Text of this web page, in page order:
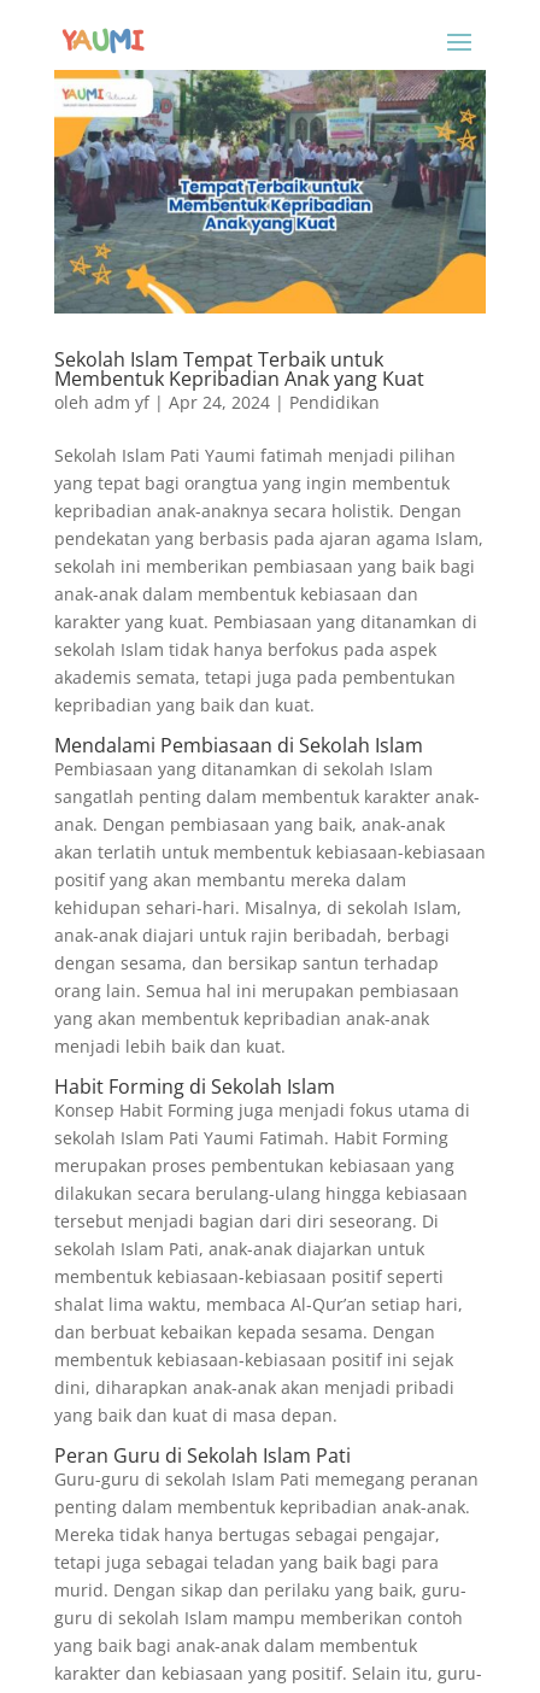
Sekolah Islam Tempat Terbaik untuk
Membentuk Kepribadian Anak yang Kuat
oleh adm yf| Apr 24, 2024| Pendidikan
Sekolah Islam Pati Yaumi fatimah menjadi pilihan
yang tepat bagi orangtua yang ingin membentuk
kepribadian anak-anaknya secara holistik. Dengan
pendekatan yang berbasis pada ajaran agama Islam,
sekolah ini memberikan pembiasaan yang baik bagi
anak-anak dalam membentuk kebiasaan dan
karakter yang kuat. Pembiasaan yang ditanamkan di
sekolah Islam tidak hanya berfokus pada aspek
akademis semata, tetapi juga pada pembentukan
kepribadian yang baik dan kuat.
Mendalami Pembiasaan di Sekolah Islam
Pembiasaan yang ditanamkan di sekolah Islam
sangatlah penting dalam membentuk karakter anak-
anak. Dengan pembiasaan yang baik, anak-anak
akan terlatih untuk membentuk kebiasaan-kebiasaan
positif yang akan membantu mereka dalam
kehidupan sehari-hari. Misalnya, di sekolah Islam,
anak-anak diajari untuk rajin beribadah, berbagi
dengan sesama, dan bersikap santun terhadap
orang lain. Semua hal ini merupakan pembiasaan
yang akan membentuk kepribadian anak-anak
menjadi lebih baik dan kuat.
Habit Forming di Sekolah Islam
Konsep Habit Forming juga menjadi fokus utama di
sekolah Islam Pati Yaumi Fatimah. Habit Forming
merupakan proses pembentukan kebiasaan yang
dilakukan secara berulang-ulang hingga kebiasaan
tersebut menjadi bagian dari diri seseorang. Di
sekolah Islam Pati, anak-anak diajarkan untuk
membentuk kebiasaan-kebiasaan positif seperti
shalat lima waktu, membaca Al-Qur’an setiap hari,
dan berbuat kebaikan kepada sesama. Dengan
membentuk kebiasaan-kebiasaan positif ini sejak
dini, diharapkan anak-anak akan menjadi pribadi
yang baik dan kuat di masa depan.
Peran Guru di Sekolah Islam Pati
Guru-guru di sekolah Islam Pati memegang peranan
penting dalam membentuk kepribadian anak-anak.
Mereka tidak hanya bertugas sebagai pengajar,
tetapi juga sebagai teladan yang baik bagi para
murid. Dengan sikap dan perilaku yang baik, guru-
guru di sekolah Islam mampu memberikan contoh
yang baik bagi anak-anak dalam membentuk
karakter dan kebiasaan yang positif. Selain itu, guru-